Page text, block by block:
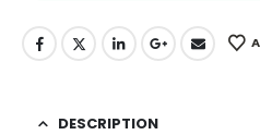
DESCRIPTION